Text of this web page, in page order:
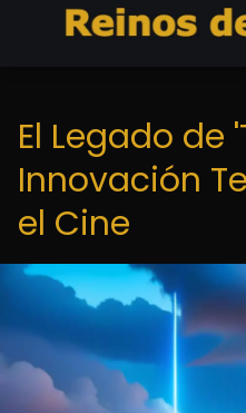
El Legado de
Innovación
el Cine